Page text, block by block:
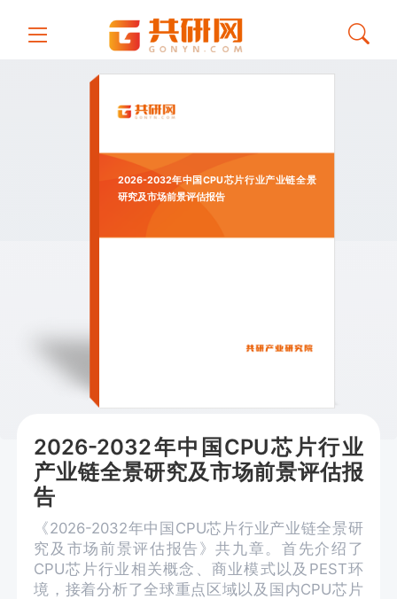
2026-2032年中国CPU芯片行业产业链全景
研究及市场前景评估报告
2026-2032年中国CPU芯片行业
产业链全景研究及市场前景评估报
告
《2026-2032年中国CPU芯片行业产业链全景研
究及市场前景评估报告》共九章。首先介绍了
CPU芯片行业相关概念、商业模式以及PEST环
境，接着分析了全球重点区域以及国内CPU芯片